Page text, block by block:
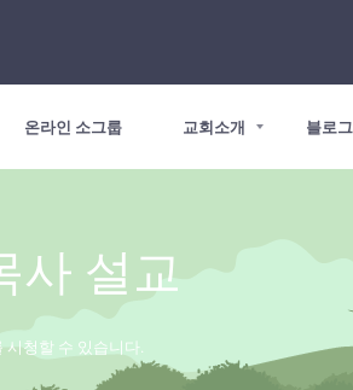
온라인 소그룹 교회소개 블로
사 설교
청할 수 있습니다.